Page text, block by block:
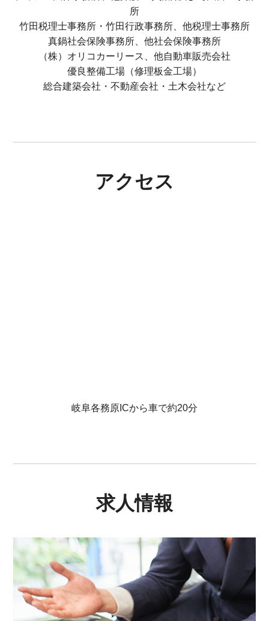
所
竹田税理士事務所・竹田行政事務所、他税理士事務所
真鍋社会保険事務所、他社会保険事務所
（株）オリコカーリース、他自動車販売会社
優良整備工場（修理板金工場）
総合建築会社・不動産会社・土木会社など
アクセス
岐阜各務原ICから車で約20分
求人情報